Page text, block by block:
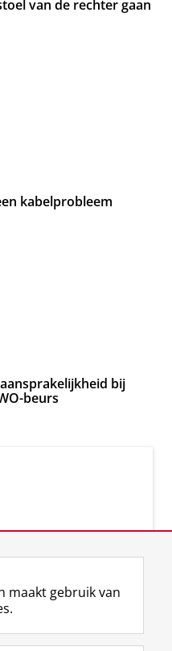
van de rechter gaan
kabelprobleem
bij
beurs
F
L
R I
Y
maakt gebruik van